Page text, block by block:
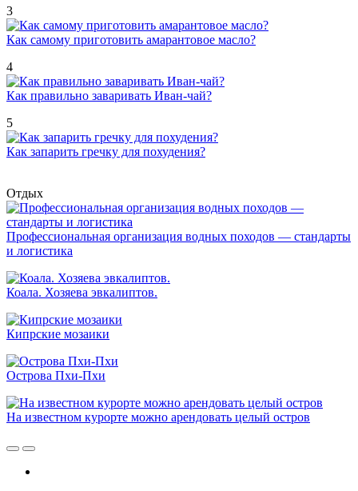
3
Как самому приготовить амарантовое масло?
4
Как правильно заваривать Иван-чай?
5
Как запарить гречку для похудения?
Отдых
Профессиональная организация водных походов — стандарты
и логистика
Коала. Хозяева эвкалиптов.
Кипрские мозаики
Острова Пхи-Пхи
На известном курорте можно арендовать целый остров